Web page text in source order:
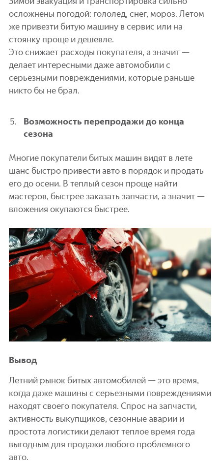
осложнены погодой: гололед, снег, мороз. Летом
же привезти битую машину в сервис или на
стоянку проще и дешевле.
Это снижает расходы покупателя, а значит —
делает интересными даже автомобили с
серьезными повреждениями, которые раньше
никто бы не брал.
Возможность перепродажи до конца
сезона
Многие покупатели битых машин видят в лете
шанс быстро привести авто в порядок и продать
его до осени. В теплый сезон проще найти
мастеров, быстрее заказать запчасти, а значит —
вложения окупаются быстрее.
Вывод
Летний рынок битых автомобилей — это время,
когда даже машины с серьезными повреждениями
находят своего покупателя. Спрос на запчасти,
активность выкупщиков, сезонные аварии и
простота логистики делают теплое время года
выгодным для продажи любого проблемного
авто.